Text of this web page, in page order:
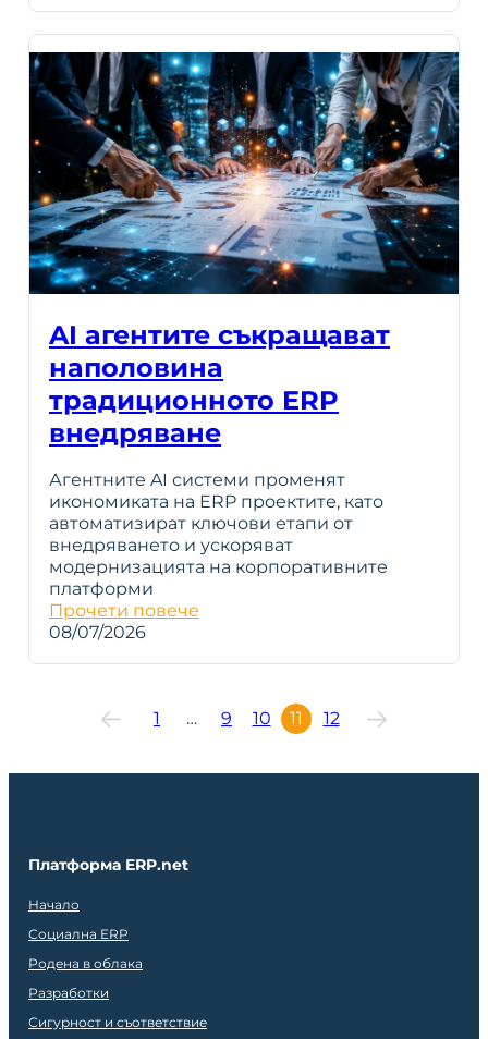
AI агентите съкращават
наполовина
традиционното ERP
внедряване
Агентните AI системи променят
икономиката на ERP проектите, като
автоматизират ключови етапи от
внедряването и ускоряват
модернизацията на корпоративните
платформи
Прочети повече
08/07/2026
1 … 9 10 11 12
Платформа ERP.net
Начало
Социална ERP
Родена в облака
Разработки
Сигурност и съответствие